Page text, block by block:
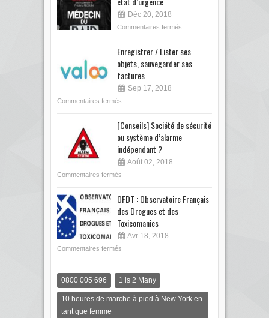
Déc 20, 2018
Commentaires fermés
Enregistrer / Lister ses
objets, sauvegarder ses
factures
Sep 17, 2018
Commentaires fermés
[Conseils] Société de sécurité
ou système d’alarme
indépendant ?
Août 02, 2018
Commentaires fermés
OFDT : Observatoire Français
des Drogues et des
Toxicomanies
Avr 18, 2018
Commentaires fermés
0800 005 696 1 is 2 Many
10 heures de marche à pied à New York en
tant que femme